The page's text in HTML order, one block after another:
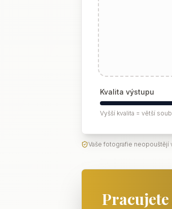
Kvalita výstupu
Vyšší kvalita = větší
Vaše fotografie neopouštějí